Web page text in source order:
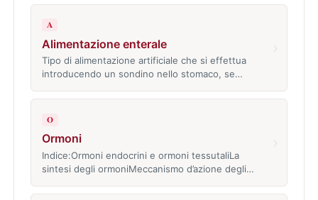
A
Alimentazione enterale
Tipo di alimentazione artificiale che si effettua
introducendo un sondino nello stomaco, se…
O
Ormoni
Indice:Ormoni endocrini e ormoni tessutaliLa
sintesi degli ormoniMeccanismo d’azione degli…